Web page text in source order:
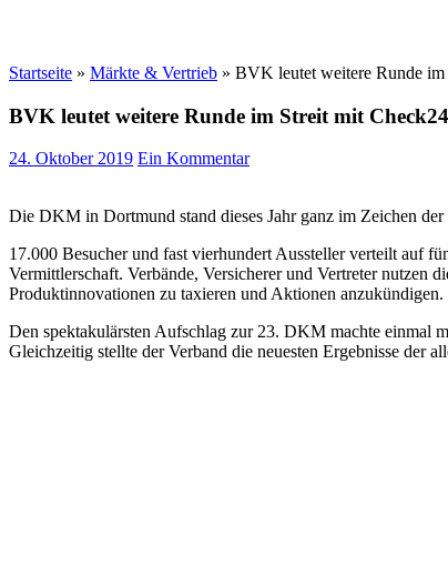
Startseite » Märkte & Vertrieb » BVK leutet weitere Runde
BVK leutet weitere Runde im Streit mit
24. Oktober 2019 Ein Kommentar
Die DKM in Dortmund stand dieses Jahr ganz im Zeichen
17.000 Besucher und fast vierhundert Aussteller verteilt auf
Vermittlerschaft. Verbände, Versicherer und Vertreter nutzen
Produktinnovationen zu taxieren und Aktionen anzukündigen.
Den spektakulärsten Aufschlag zur 23. DKM machte einmal
Gleichzeitig stellte der Verband die neuesten Ergebnisse der